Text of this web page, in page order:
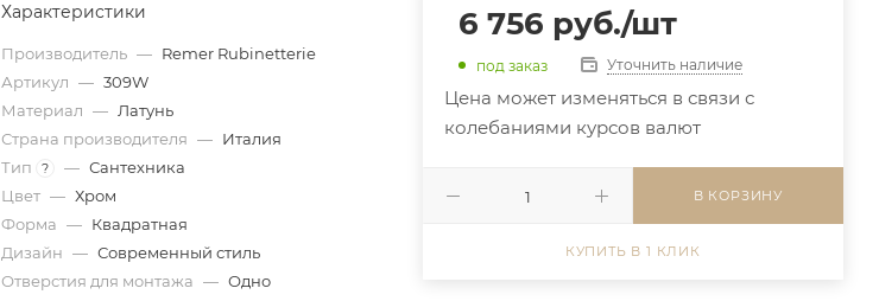
Характеристики
Производитель — Remer Rubinetterie
Артикул — 309W
Материал — Латунь
Страна производителя — Италия
Тип
? — Сантехника
Цвет — Хром
Форма — Квадратная
Дизайн — Современный стиль
Отверстия для монтажа — Одно
6 756 руб./шт
под заказ Уточнить наличие
Цена может изменяться в связи с
колебаниями курсов валют
В КОРЗИНУ
КУПИТЬ В 1 КЛИК